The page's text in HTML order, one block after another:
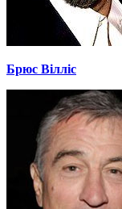
Брюс Вілліс